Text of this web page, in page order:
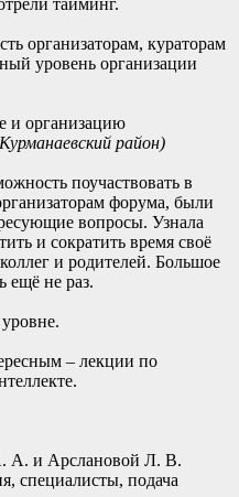
тайминг.
организаторам, кураторам
уровень организации
и организацию
Курманаевский район)
поучаствовать в
форума, были
вопросы. Узнала
и сократить время своё
и родителей. Большое
ещё не раз.
– лекции по
А. и Арслановой Л. В.
специалисты, подача